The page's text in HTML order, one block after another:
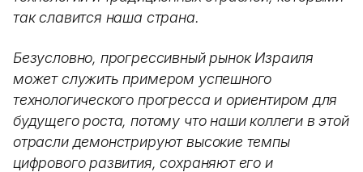
так славится наша страна.
Безусловно, прогрессивный рынок Израиля
может служить примером успешного
технологического прогресса и ориентиром для
будущего роста, потому что наши коллеги в этой
отрасли демонстрируют высокие темпы
цифрового развития, сохраняют его и